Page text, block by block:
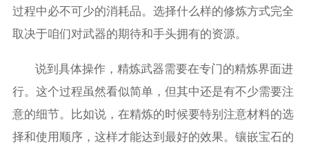
过程中必不可少的消耗品。选择什么样的修炼方式完全
取决于咱们对武器的期待和手头拥有的资源。
说到具体操作，精炼武器需要在专门的精炼界面进
行。这个过程虽然看似简单，但其中还是有不少需要注
意的细节。比如说，在精炼的时候要特别注意材料的选
择和使用顺序，这样才能达到最好的效果。镶嵌宝石的